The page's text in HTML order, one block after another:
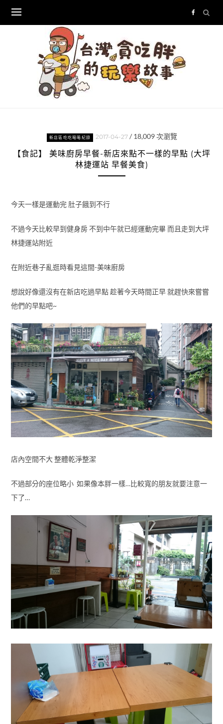
content
新店區吃吃喝喝紀錄 2017-04-27 / 18,009次瀏覽
【食記】 美味廚房早餐-新店來點不一樣的早點 (大坪
林捷運站 早餐美食)
今天一樣是運動完 肚子餓到不行
不過今天比較早到健身房 不到中午就已經運動完畢 而且走到大坪
林捷運站附近
在附近巷子亂逛時看見這間-美味廚房
想說好像還沒有在新店吃過早點 趁著今天時間正早 就趕快來嘗嘗
他們的早點吧~
店內空間不大 整體乾淨整潔
不過部分的座位略小 如果像本胖一樣…比較寬的朋友就要注意一
下了…